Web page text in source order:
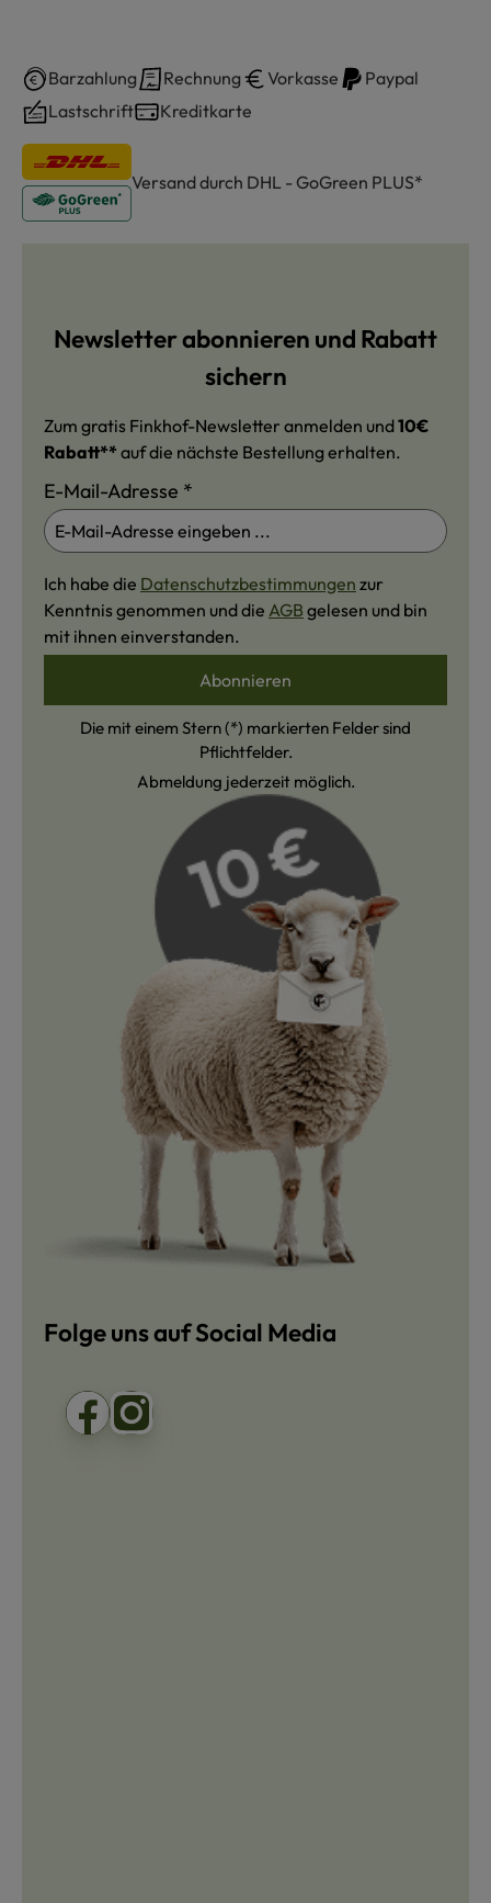
Barzahlung Rechnung Vorkasse
Paypal
Lastschrift
Kreditkarte
Versand durch DHL - GoGreen PLUS*
Newsletter abonnieren und Rabatt
sichern
Zum gratis Finkhof-Newsletter anmelden und10€
Rabatt** auf die nächste Bestellung erhalten.
E-Mail-Adresse *
Ich habe die Datenschutzbestimmungen zur
Kenntnis genommen und die AGB gelesen und bin
mit ihnen einverstanden.
Abonnieren
Die mit einem Stern (*) markierten Felder sind
Pflichtfelder.
Abmeldung jederzeit möglich.
Folge uns auf Social Media